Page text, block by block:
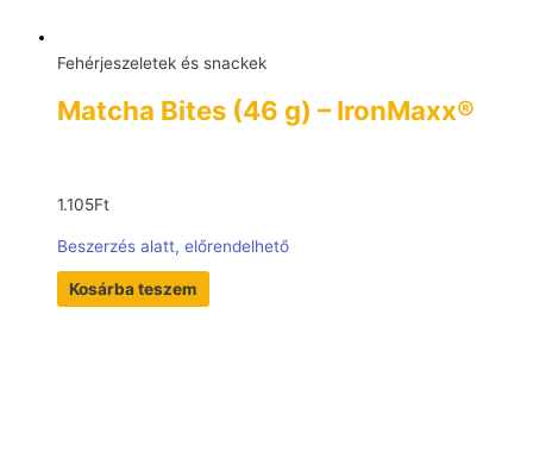
Fehérjeszeletek és snackek
Matcha Bites (46 g) – IronMaxx®
1.105Ft
Beszerzés alatt, előrendelhető
Kosárba teszem